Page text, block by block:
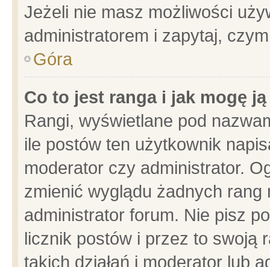
Jeżeli nie masz możliwości
administratorem i zapytaj,
Góra
Co to jest ranga i jak mogę
Rangi, wyświetlane pod
ile postów ten użytkownik
moderator czy administrator.
zmienić wyglądu żadnych
administrator forum. Nie pisz
licznik postów i przez to swoją
takich działań i moderator lub